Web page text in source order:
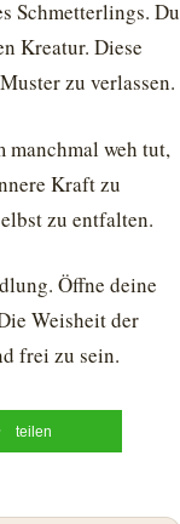
Schmetterlings. Du
Kreatur. Diese
zu verlassen.
manchmal weh tut,
Kraft zu
zu entfalten.
Öffne deine
Weisheit der
frei zu sein.
teilen